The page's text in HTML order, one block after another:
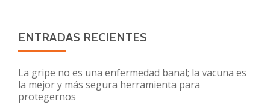
ENTRADAS RECIENTES
La gripe no es una enfermedad banal; la vacuna es
la mejor y más segura herramienta para
protegernos